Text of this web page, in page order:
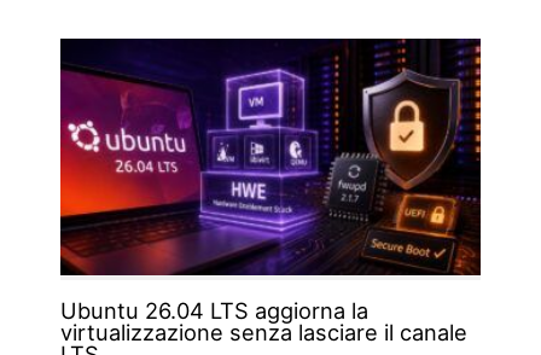
Ubuntu 26.04 LTS aggiorna la
virtualizzazione senza lasciare il canale